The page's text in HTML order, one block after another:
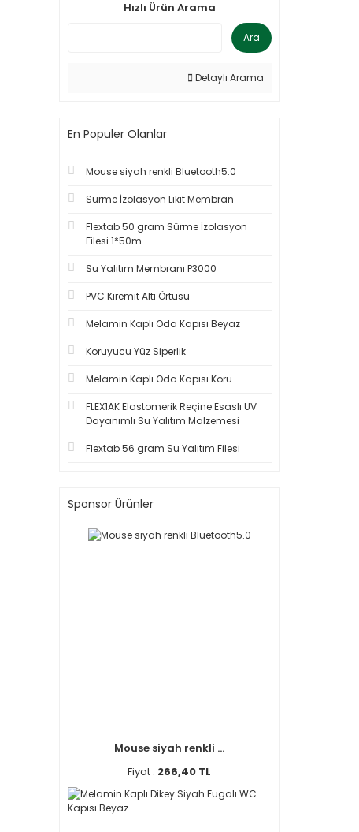
Hızlı Ürün Arama
Ara
Detaylı Arama
En Populer Olanlar
Mouse siyah renkli Bluetooth5.0
Sürme İzolasyon Likit Membran
Flextab 50 gram Sürme İzolasyon
Filesi 1*50m
Su Yalıtım Membranı P3000
PVC Kiremit Altı Örtüsü
Melamin Kaplı Oda Kapısı Beyaz
Koruyucu Yüz Siperlik
Melamin Kaplı Oda Kapısı Koru
FLEX1AK Elastomerik Reçine Esaslı UV
Dayanımlı Su Yalıtım Malzemesi
Flextab 56 gram Su Yalıtım Filesi
Sponsor Ürünler
Mouse siyah renkli ...
Fiyat : 266,40 TL